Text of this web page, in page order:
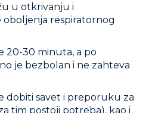
u otkrivanju i
respiratornog
20-30 minuta, a po
je bezbolan i ne zahteva
dobiti savet i preporuku za
tim postoji potreba), kao i